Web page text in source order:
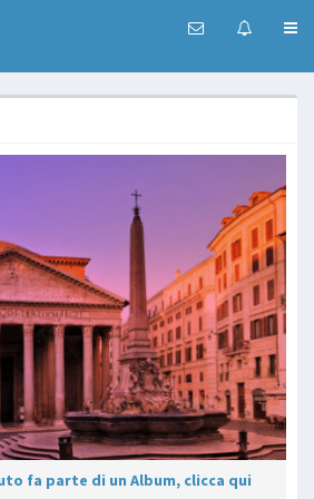
fa parte di un Album, clicca qui